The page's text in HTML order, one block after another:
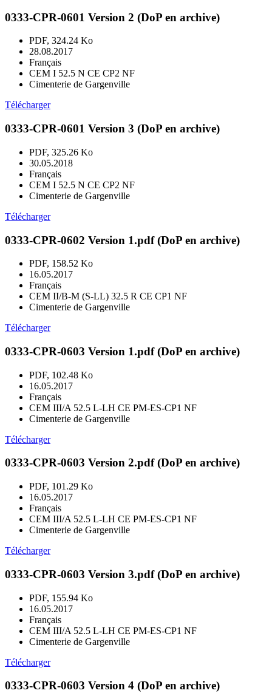
0333-CPR-0601 Version 2 (DoP en archive)
PDF, 324.24 Ko
28.08.2017
Français
CEM I 52.5 N CE CP2 NF
Cimenterie de Gargenville
Télécharger
0333-CPR-0601 Version 3 (DoP en archive)
PDF, 325.26 Ko
30.05.2018
Français
CEM I 52.5 N CE CP2 NF
Cimenterie de Gargenville
Télécharger
0333-CPR-0602 Version 1.pdf (DoP en archive)
PDF, 158.52 Ko
16.05.2017
Français
CEM II/B-M (S-LL) 32.5 R CE CP1 NF
Cimenterie de Gargenville
Télécharger
0333-CPR-0603 Version 1.pdf (DoP en archive)
PDF, 102.48 Ko
16.05.2017
Français
CEM III/A 52.5 L-LH CE PM-ES-CP1 NF
Cimenterie de Gargenville
Télécharger
0333-CPR-0603 Version 2.pdf (DoP en archive)
PDF, 101.29 Ko
16.05.2017
Français
CEM III/A 52.5 L-LH CE PM-ES-CP1 NF
Cimenterie de Gargenville
Télécharger
0333-CPR-0603 Version 3.pdf (DoP en archive)
PDF, 155.94 Ko
16.05.2017
Français
CEM III/A 52.5 L-LH CE PM-ES-CP1 NF
Cimenterie de Gargenville
Télécharger
0333-CPR-0603 Version 4 (DoP en archive)